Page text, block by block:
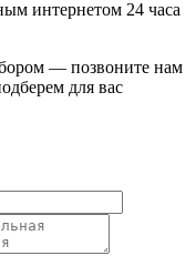
интернетом 24 часа
— позвоните нам
для вас